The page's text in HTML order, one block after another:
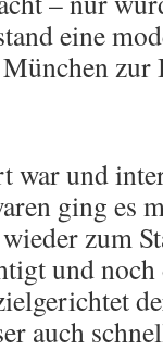
eine
war und
ging es
zum
und noch
auch